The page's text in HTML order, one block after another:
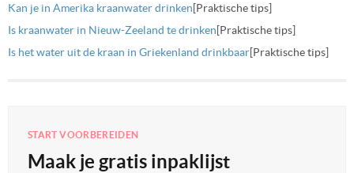
Kan je in Amerika kraanwater drinken[Praktische tips]
Is kraanwater in Nieuw-Zeeland te drinken[Praktische tips]
Is het water uit de kraan in Griekenland drinkbaar[Praktische tips]
START VOORBEREIDEN
Maak je gratis inpaklijst